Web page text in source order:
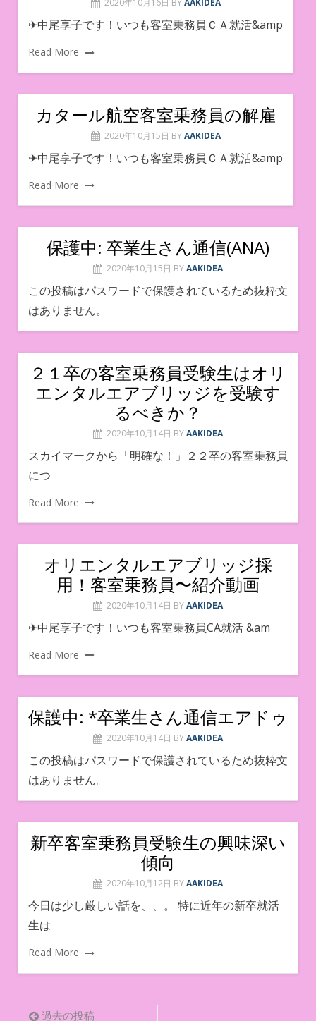
2020年10月16日 BY AAKIDEA
✈︎中尾享子です！いつも客室乗務員ＣＡ就活&amp
Read More
カタール航空客室乗務員の解雇
2020年10月15日 BY AAKIDEA
✈︎中尾享子です！いつも客室乗務員ＣＡ就活&amp
Read More
保護中: 卒業生さん通信(ANA)
2020年10月15日 BYAAKIDEA
この投稿はパスワードで保護されているため抜粋文
はありません。
２１卒の客室乗務員受験生はオリ
エンタルエアブリッジを受験す
るべきか？
2020年10月14日 BYAAKIDEA
スカイマークから「明確な！」２２卒の客室乗務員
につ
Read More
オリエンタルエアブリッジ採
用！客室乗務員〜紹介動画
2020年10月14日 BYAAKIDEA
✈︎中尾享子です！いつも客室乗務員CA就活 &am
Read More
保護中: *卒業生さん通信エアドゥ
2020年10月14日 BYAAKIDEA
この投稿はパスワードで保護されているため抜粋文
はありません。
新卒客室乗務員受験生の興味深い
傾向
2020年10月12日 BYAAKIDEA
今日は少し厳しい話を、、。 特に近年の新卒就活
生は
Read More
過去の投稿